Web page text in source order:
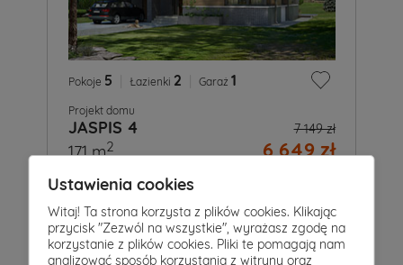
Pokoje 5 Łazienki 2 Garaż 1
Projekt domu
JASPIS 4 7 149 zł
6 649 zł
171 m2
Ustawienia cookies
Witaj! Ta strona korzysta z plików cookies. Klikając
przycisk "Zezwól na wszystkie", wyrażasz zgodę na
korzystanie z plików cookies. Pliki te pomagają nam
analizować sposób korzystania z witryny oraz